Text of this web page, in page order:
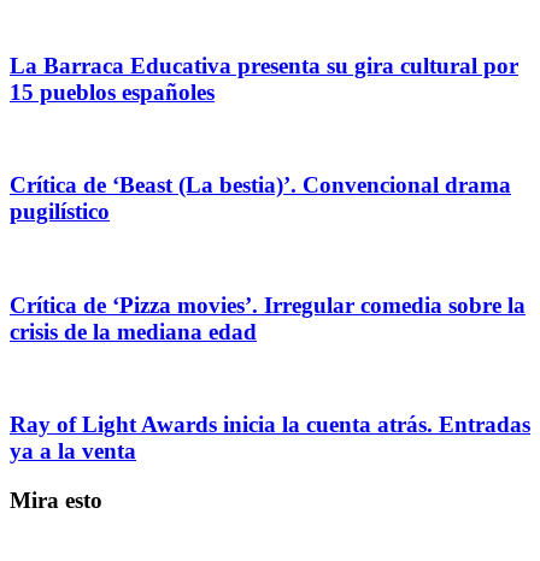
La Barraca Educativa presenta su gira cultural por
15 pueblos españoles
Crítica de ‘Beast (La bestia)’. Convencional drama
pugilístico
Crítica de ‘Pizza movies’. Irregular comedia sobre la
crisis de la mediana edad
Ray of Light Awards inicia la cuenta atrás. Entradas
ya a la venta
Mira esto